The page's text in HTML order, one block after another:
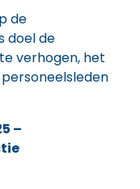
de
doel de
verhogen, het
–